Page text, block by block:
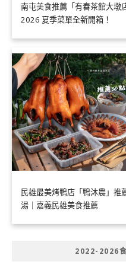
南屯美食推薦「有春茶館大墩
2026 夏季菜單全新開箱！
民雄最美烤鴨店「鴨沐農」推
湯｜嘉義民雄美食推薦
2022-2026